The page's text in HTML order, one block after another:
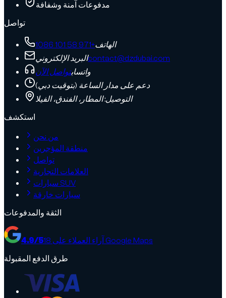
مدفوعات آمنة وشفافة
تواصل
الهاتف+971 58 101 1086
البريد الإلكترونيcontact@dzdubai.com
واتسابتواصل الآن
دعم على مدار الساعة (بتوقيت دبي)
التوصيل: المطار، الفندق، الفيلا
استكشف
من نحن
منطقة المؤجرين
تواصل
العلامات التجارية
سيارات SUV
سيارات خارقة
الثقة والمدفوعات
4.9/518
آراء العملاء على Google Maps
طرق الدفع المقبولة